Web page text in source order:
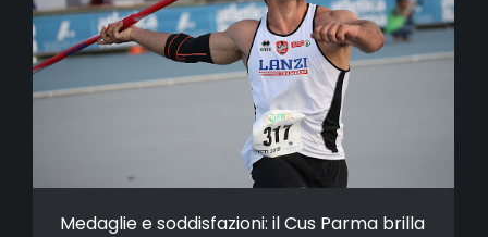
Medaglie e soddisfazioni: il Cus Parma brilla